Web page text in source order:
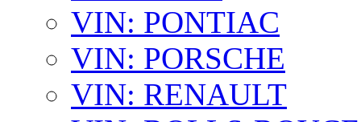
VIN: PONTIAC
VIN: PORSCHE
VIN: RENAULT